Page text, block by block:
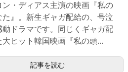
ン・ディアス主演の映画『私の
た』。新生ギャガ配給の、号泣
動ドラマです。同じくギャガ配
大ヒット韓国映画『私の頭...
記事を読む